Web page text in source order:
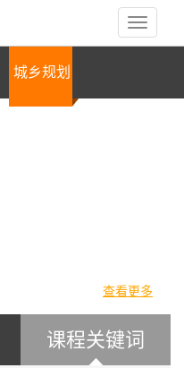
Toggle
城乡规划
查看更多
课程关键词